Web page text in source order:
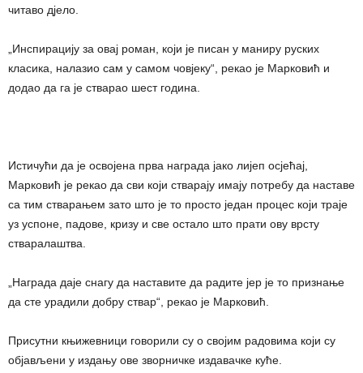
читаво дјело.
„Инспирацију за овај роман, који је писан у маниру руских
класика, налазио сам у самом човјеку“, рекао је Марковић и
додао да га је стварао шест година.
Истичући да је освојена прва награда јако лијеп осјећај,
Марковић је рекао да сви који стварају имају потребу да наставе
са тим стварањем зато што је то просто један процес који траје
уз успоне, падове, кризу и све остало што прати ову врсту
стваралаштва.
„Награда даје снагу да наставите да радите јер је то признање
да сте урадили добру ствар“, рекао је Марковић.
Присутни књижевници говорили су о својим радовима који су
објављени у издању ове зворничке издавачке куће.